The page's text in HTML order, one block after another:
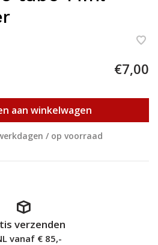
€7,00
aan winkelwagen
/ op voorraad
verzenden
vanaf € 85,-